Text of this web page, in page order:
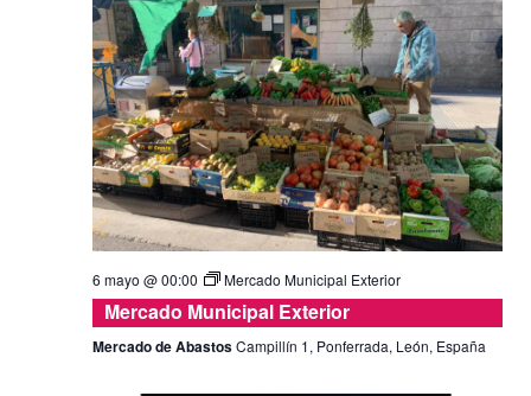
6 mayo @ 00:00 Mercado Municipal Exterior
Mercado Municipal Exterior
Mercado de AbastosCampillín 1, Ponferrada, León, España